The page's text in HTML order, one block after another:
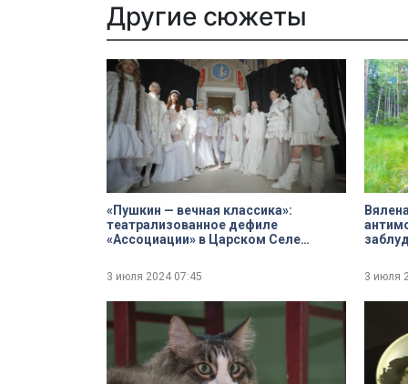
Другие сюжеты
«Пушкин — вечная классика»:
театрализованное дефиле
«Ассоциации» в Царском Селе
3 июля 2024 07:45 3 июля